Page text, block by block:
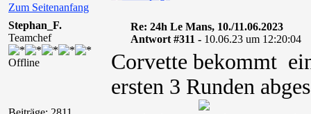
Zum Seitenanfang
Stephan_F.
Teamchef
Offline
Re: 24h Le Mans, 10./11.06.2023
Antwort #311 - 10.06.23 um 12:20:04
Corvette bekommt
ersten 3 Runden